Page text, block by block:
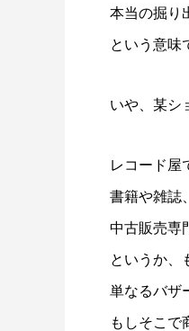
本当の掘り
という意味
いや、某シ
レコード屋
書籍や雑誌
中古販売専
というか、
単なるバザ
もしそこで